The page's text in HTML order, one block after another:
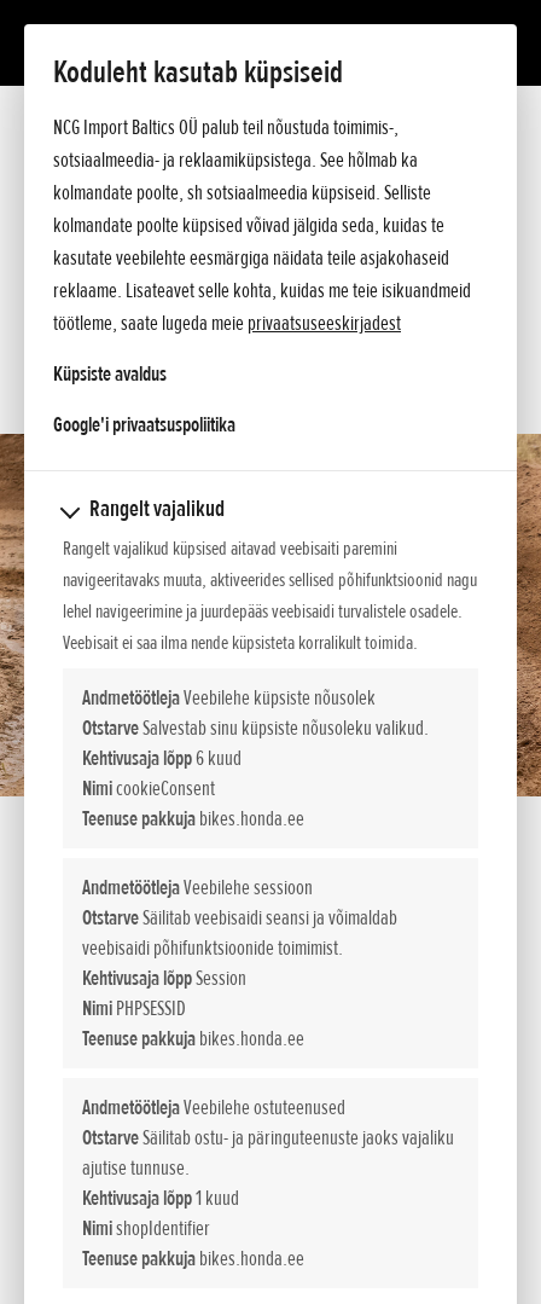
Koduleht kasutab küpsiseid
NCG Import Baltics OÜ palub teil nõustuda toimimis-,
sotsiaalmeedia- ja reklaamiküpsistega. See hõlmab ka
kolmandate poolte, sh sotsiaalmeedia küpsiseid. Selliste
kolmandate poolte küpsised võivad jälgida seda, kuidas te
kasutate veebilehte eesmärgiga näidata teile asjakohaseid
reklaame. Lisateavet selle kohta, kuidas me teie isikuandmeid
töötleme, saate lugeda meieprivaatsuseeskirjadest
Küpsiste avaldus
Google'i privaatsuspoliitikaopens in a new tab
Rangelt vajalikud
Rangelt vajalikud küpsised aitavad veebisaiti paremini
navigeeritavaks muuta, aktiveerides sellised põhifunktsioonid nagu
lehel navigeerimine ja juurdepääs veebisaidi turvalistele osadele.
Veebisait ei saa ilma nende küpsisteta korralikult toimida.
AndmetöötlejaVeebilehe küpsiste nõusolek
OtstarveSalvestab sinu küpsiste nõusoleku valikud.
Kehtivusaja lõpp6 kuud
NimicookieConsent
Teenuse pakkujabikes.honda.ee
AndmetöötlejaVeebilehe sessioon
OtstarveSäilitab veebisaidi seansi ja võimaldab
veebisaidi põhifunktsioonide toimimist.
Kehtivusaja lõppSession
NimiPHPSESSID
Teenuse pakkujabikes.honda.ee
AndmetöötlejaVeebilehe ostuteenused
OtstarveSäilitab ostu- ja päringuteenuste jaoks vajaliku
ajutise tunnuse.
Kehtivusaja lõpp1 kuud
NimishopIdentifier
Teenuse pakkujabikes.honda.ee
Tutvustus
Tehnilised andmed
Hinnakiri
Küsi lisa
KÜSI PAKKUMIST
SOOVIN PROOVISÕIDULE
SOOVIN TEENINDUSE AEGA
KONTAKT
Parim algajaile
Kõige kauem turul püsinud Honda maastikuratas CRF50F on
kõige ehtsam minimootorratas ja on seepärast eelistatuim
algajaile mõeldud sõiduvahend maailmas. Selle pööratud
kolmekäiguline automaatsiduriga käigukast teevad CRF50F-
ist nauditava sõiduvahendi. Tugev ja vastupidav, jõulise
kujundusega ja väikese, 550 mm sadulakõrgusega CRF on
valmistatud spetsiaalselt selleks, et ka pere pisimad
motospordihuvilised saaksid endale Honda sõidunaudingut